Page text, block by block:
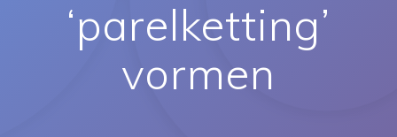
‘parelketting’
vormen